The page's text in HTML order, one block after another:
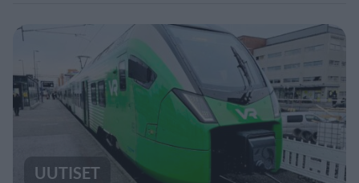
UUTISET